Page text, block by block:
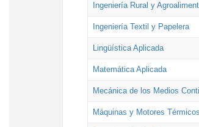
Ingeniería Rural y
Ingeniería Textil y Papelera
Lingüística Aplicada
Matemática Aplicada
Mecánica de los Medios
Máquinas y Motores Térmicos